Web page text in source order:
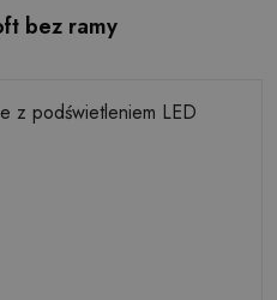
bez ramy